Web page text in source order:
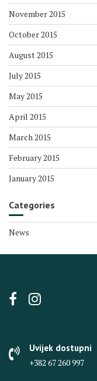
November 2015
October 2015
August 2015
July 2015
May 2015
April 2015
March 2015
February 2015
January 2015
Categories
News
Uvijek dostupni
+382 67 260 997